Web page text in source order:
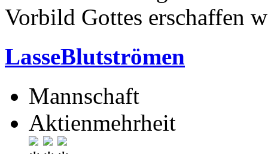
Vorbild Gottes erschaffen
LasseBlutströmen
Mannschaft
Aktienmehrheit